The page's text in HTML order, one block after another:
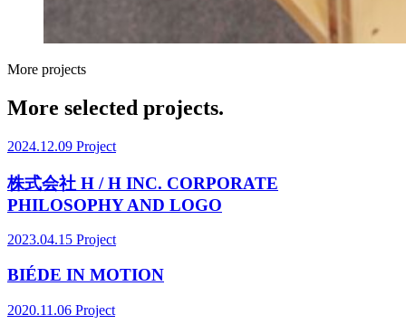
More projects
More selected projects.
2024.12.09 Project
株式会社 H / H INC. CORPORATE
PHILOSOPHY AND LOGO
2023.04.15 Project
BIÉDE IN MOTION
2020.11.06 Project